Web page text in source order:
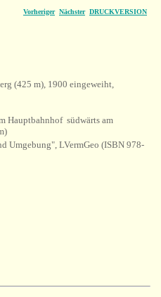
Vorheriger Nächster DRUCKVERSION
(425 m), 1900 eingeweiht,
Hauptbahnhof südwärts am
Umgebung", LVermGeo (ISBN 978-